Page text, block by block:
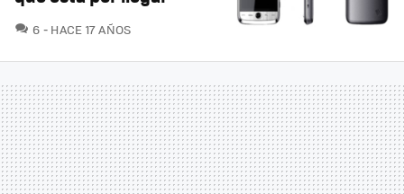
6 COMENTARIOS
HACE 17 AÑOS